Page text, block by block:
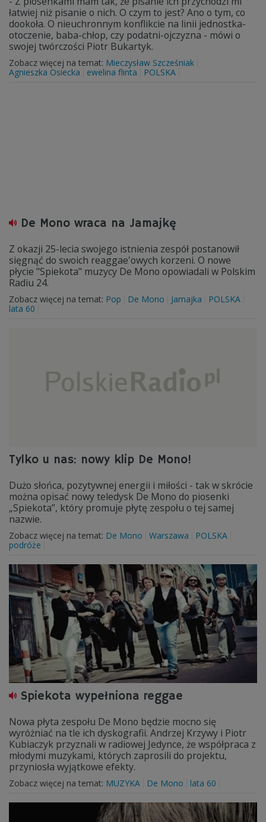
łatwiej niż pisanie o nich. O czym to jest? Ano o tym, co
dookoła. O nieuchronnym konflikcie na linii jednostka-
otoczenie, baba-chłop, czy podatni-ojczyzna - mówi o
swojej twórczości Piotr Bukartyk.
Zobacz więcej na temat: Mieczysław Szcześniak
Agnieszka Osiecka
ewelina flinta POLSKA
De Mono wraca na Jamajkę
Z okazji 25-lecia swojego istnienia zespół postanowił
sięgnąć do swoich reaggae'owych korzeni. O nowe
płycie "Spiekota" muzycy De Mono opowiadali w Polskim
Radiu 24.
Zobacz więcej na temat: Pop De Mono Jamajka
POLSKA
lata 60
Tylko u nas: nowy klip De Mono!
Dużo słońca, pozytywnej energii i miłości - tak w skrócie
można opisać nowy teledysk De Mono do piosenki
„Spiekota”, który promuje płytę zespołu o tej samej
nazwie.
Zobacz więcej na temat: De Mono Warszawa
POLSKA
podróże
Spiekota wypełniona reggae
Nowa płyta zespołu De Mono będzie mocno się
wyróżniać na tle ich dyskografii. Andrzej Krzywy i Piotr
Kubiaczyk przyznali w radiowej Jedynce, że współpraca z
młodymi muzykami, których zaprosili do projektu,
przyniosła wyjątkowe efekty.
Zobacz więcej na temat: MUZYKA De Mono lata 60